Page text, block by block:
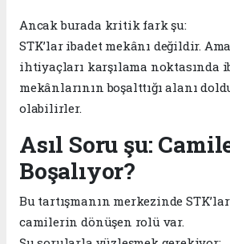
Ancak burada kritik fark şu:
STK’lar ibadet mekânı değildir.
ihtiyaçları karşılama noktasında
mekânlarının boşalttığı alanı
olabilirler.
Asıl Soru şu:
Boşalıyor?
Bu tartışmanın merkezinde
camilerin dönüşen rolü var.